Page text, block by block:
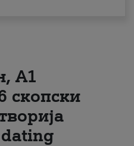
A1
скопски
dating